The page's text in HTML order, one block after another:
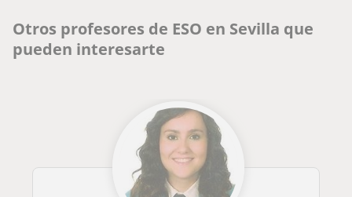
Otros profesores de ESO en Sevilla que
pueden interesarte